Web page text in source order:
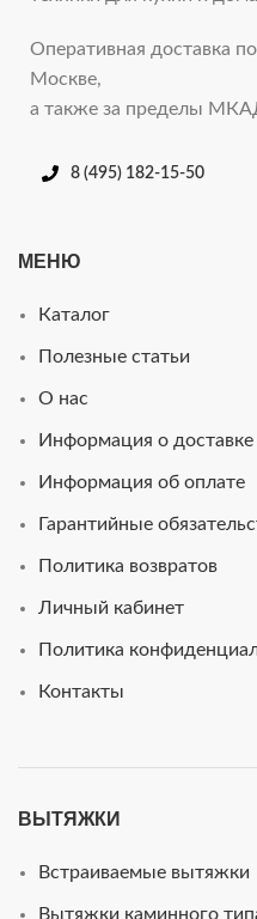
Оперативная доставка по
Москве,
а также за пределы
8 (495) 182-15-50
МЕНЮ
Каталог
Полезные статьи
О нас
Информация о доставке
Информация об оплате
Гарантийные
Политика возвратов
Личный кабинет
Политика
Контакты
ВЫТЯЖКИ
Встраиваемые вытяжки
Вытяжки каминного